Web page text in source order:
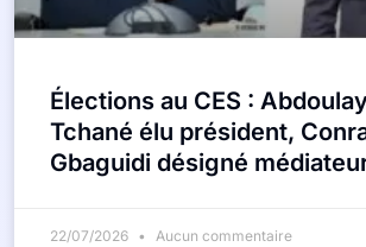
Élections au CES :
Tchané élu président,
Gbaguidi désigné
22/07/2026 Aucun commentaire